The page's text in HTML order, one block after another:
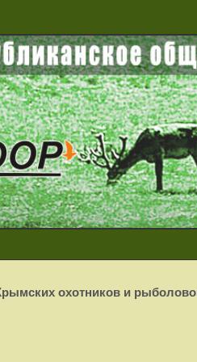
охотников и